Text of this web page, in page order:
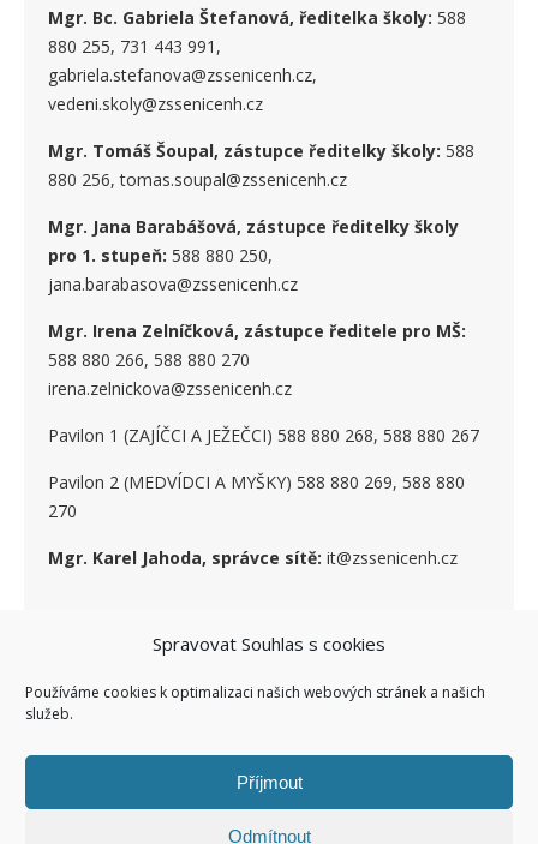
Spravovat Souhlas s cookies
Používáme cookies k optimalizaci našich webových stránek a našich
služeb.
Příjmout
Odmítnout
Mgr. Bc. Gabriela Štefanová, ředitelka školy: 588
880 255, 731 443 991,
gabriela.stefanova@zssenicenh.cz,
vedeni.skoly@zssenicenh.cz
Mgr. Tomáš Šoupal, zástupce ředitelky školy: 588
880 256, tomas.soupal@zssenicenh.cz
Mgr. Jana Barabášová, zástupce ředitelky školy
pro 1. stupeň: 588 880 250,
jana.barabasova@zssenicenh.cz
Mgr. Irena Zelníčková, zástupce ředitele pro MŠ:
588 880 266, 588 880 270
irena.zelnickova@zssenicenh.cz
Pavilon 1 (ZAJÍČCI A JEŽEČCI) 588 880 268, 588 880 267
Pavilon 2 (MEDVÍDCI A MYŠKY) 588 880 269, 588 880
270
Mgr. Karel Jahoda, správce sítě: it@zssenicenh.cz
SOCIÁLNÍ SÍTĚ